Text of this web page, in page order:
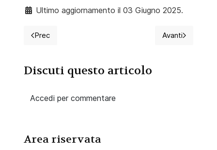
Ultimo aggiornamento il 03 Giugno 2025.
Articolo precedente: Le immagini dell'11 settembre
Prec Articolo
Avanti
Discuti questo articolo
Accedi per commentare
Area riservata